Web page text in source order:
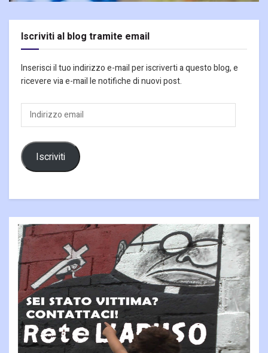
Iscriviti al blog tramite email
Inserisci il tuo indirizzo e-mail per iscriverti a questo blog, e
ricevere via e-mail le notifiche di nuovi post.
Indirizzo
email
Iscriviti